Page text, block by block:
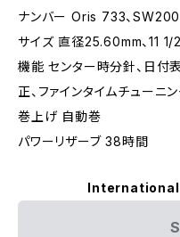
ナンバー Oris 733、
サイズ 直径25.60mm、11 1/
機能 センター時分針、日付
正、ファインタイムチューニ
巻上げ 自動巻
パワーリザーブ 38時間